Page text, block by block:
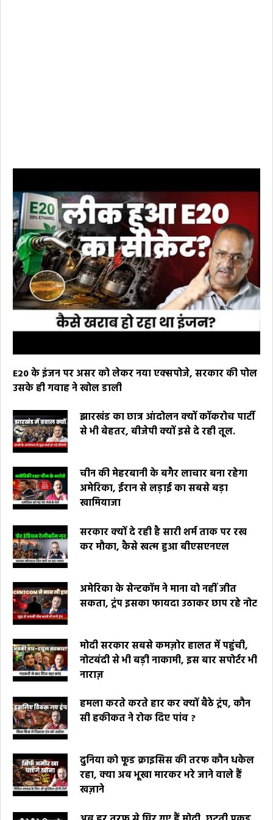
E20 के इंजन पर असर को लेकर नया एक्सपोजे, सरकार की पोल
उसके ही गवाह ने खोल डाली
झारखंड का छात्र आंदोलन क्यों कॉकरोच पार्टी
से भी बेहतर, बीजेपी क्यों इसे दे रही तूल.
चीन की मेहरबानी के बगैर लाचार बना रहेगा
अमेरिका, ईरान से लड़ाई का सबसे बड़ा
खामियाजा
सरकार क्यों दे रही है सारी शर्म ताक पर रख
कर मौका, कैसे खत्म हुआ बीएसएनएल
अमेरिका के सेन्टकॉम ने माना वो नहीं जीत
सकता, ट्रंप इसका फायदा उठाकर छाप रहे नोट
मोदी सरकार सबसे कमज़ोर हालत में पहुंची,
नोटबंदी से भी बड़ी नाकामी, इस बार सपोर्टर भी
नाराज़
हमला करते करते हार कर क्यों बैठे ट्रंप, कौन
सी हकीकत ने रोक दिए पांव ?
दुनिया को फूड क्राइसिस की तरफ कौन धकेल
रहा, क्या अब भूखा मारकर भरे जाने वाले हैं
खज़ाने